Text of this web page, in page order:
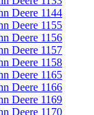
Deere 1144
Deere 1155
Deere 1156
Deere 1157
Deere 1158
Deere 1165
Deere 1166
Deere 1169
Deere 1170